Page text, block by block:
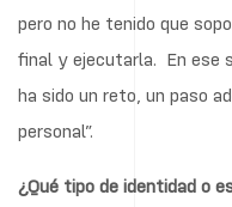
pero no he tenido que
final y ejecutarla. En ese
ha sido un reto, un paso
personal”.
¿Qué tipo de identidad o